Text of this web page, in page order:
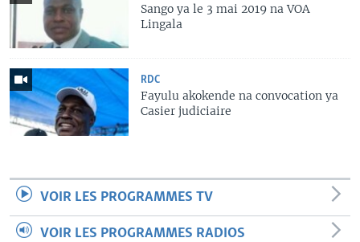
Sango ya le 3 mai 2019 na VOA
Lingala
RDC
Fayulu akokende na convocation ya
Casier judiciaire
VOIR LES PROGRAMMES TV
VOIR LES PROGRAMMES RADIOS